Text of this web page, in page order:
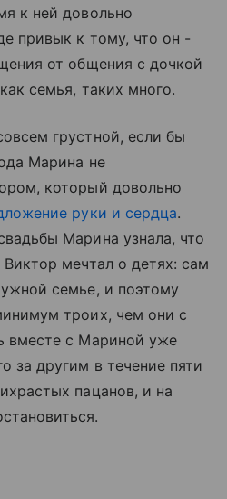
к ней довольно
привык к тому, что он -
от общения с дочкой
семья, таких много.
грустной, если бы
Марина не
который довольно
руки и сердца.
Марина узнала, что
мечтал о детях: сам
семье, и поэтому
троих, чем они с
вместе с Мариной уже
за другим в течение пяти
пацанов, и на